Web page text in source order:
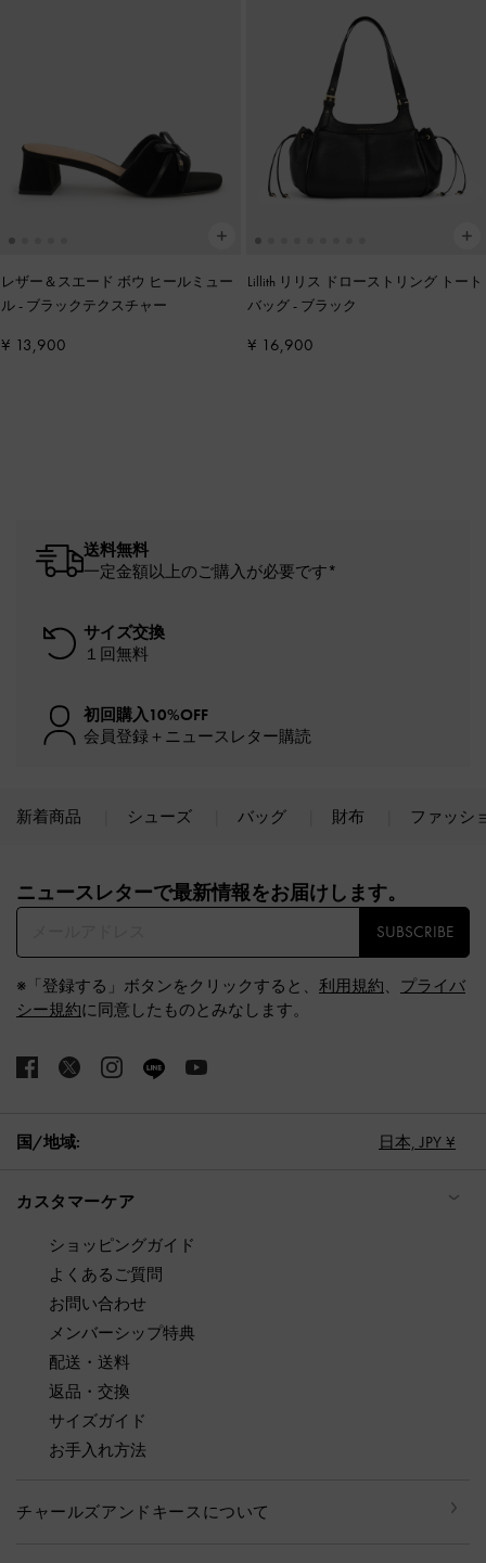
レザー＆スエード ボウ ヒールミュー
ル- ブラックテクスチャー
¥ 13,900
Lillith リリス ドローストリング トート
バッグ- ブラック
¥ 16,900
送料無料
一定金額以上のご購入が必要です*
サイズ交換
１回無料
初回購入10%OFF
会員登録＋ニュースレター購読
新着商品 シューズ バッグ 財布 ファッシ
ニュースレターで最新情報をお届けします。​
SUBSCRIBE
※「登録する」ボタンをクリックすると、 利用規約、 プライバ
シー規約に同意したものとみなします。
国/地域: 日本, JPY ¥
カスタマーケア
ショッピングガイド
よくあるご質問
お問い合わせ
メンバーシップ特典
配送・送料
返品・交換
サイズガイド
お手入れ方法
チャールズアンドキースについて